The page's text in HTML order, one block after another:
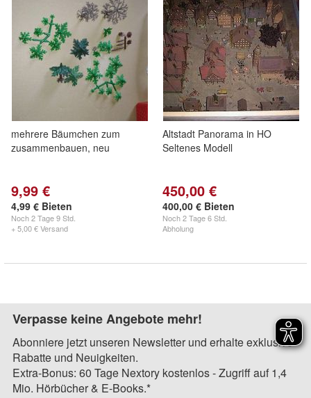
mehrere Bäumchen zum
zusammenbauen, neu
9,99 €
4,99 € Bieten
Noch2 Tage 9 Std.
+ 5,00 € Versand
Altstadt Panorama in HO
Seltenes Modell
450,00 €
400,00 € Bieten
Noch2 Tage 6 Std.
Abholung
Verpasse keine Angebote mehr!
Abonniere jetzt unseren Newsletter und erhalte exklusive
Rabatte und Neuigkeiten.
Extra-Bonus: 60 Tage Nextory kostenlos - Zugriff auf 1,4
Mio. Hörbücher & E-Books.*